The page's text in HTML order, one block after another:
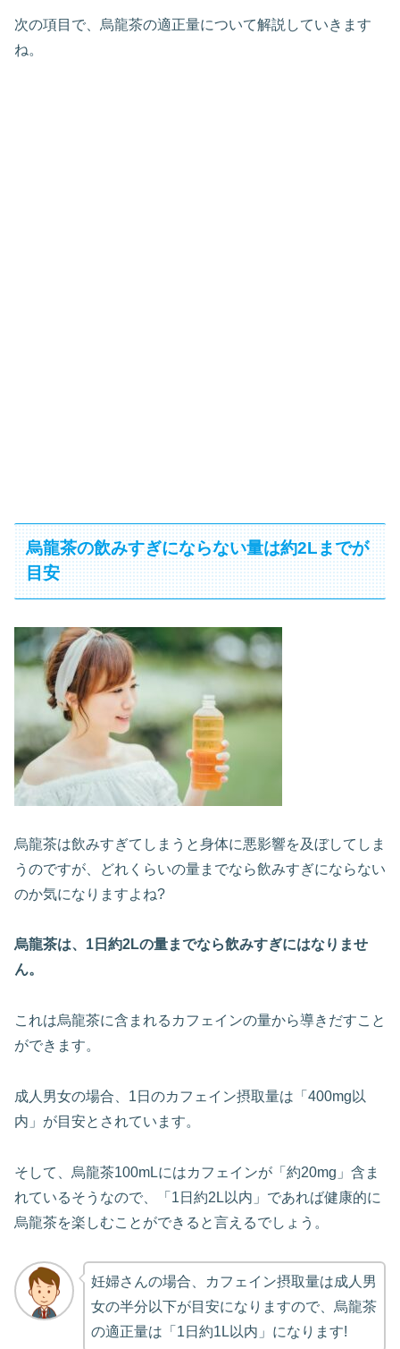
次の項目で、烏龍茶の適正量について解説していきます
ね。
烏龍茶の飲みすぎにならない量は約2Lまでが
目安
烏龍茶は飲みすぎてしまうと身体に悪影響を及ぼしてしま
うのですが、どれくらいの量までなら飲みすぎにならない
のか気になりますよね?
烏龍茶は、1日約2Lの量までなら飲みすぎにはなりませ
ん。
これは烏龍茶に含まれるカフェインの量から導きだすこと
ができます。
成人男女の場合、1日のカフェイン摂取量は「400mg以
内」が目安とされています。
そして、烏龍茶100mLにはカフェインが「約20mg」含ま
れているそうなので、「1日約2L以内」であれば健康的に
烏龍茶を楽しむことができると言えるでしょう。
妊婦さんの場合、カフェイン摂取量は成人男
女の半分以下が目安になりますので、烏龍茶
の適正量は「1日約1L以内」になります!